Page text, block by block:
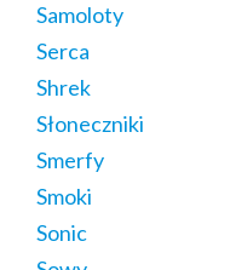
Samoloty
Serca
Shrek
Słoneczniki
Smerfy
Smoki
Sonic